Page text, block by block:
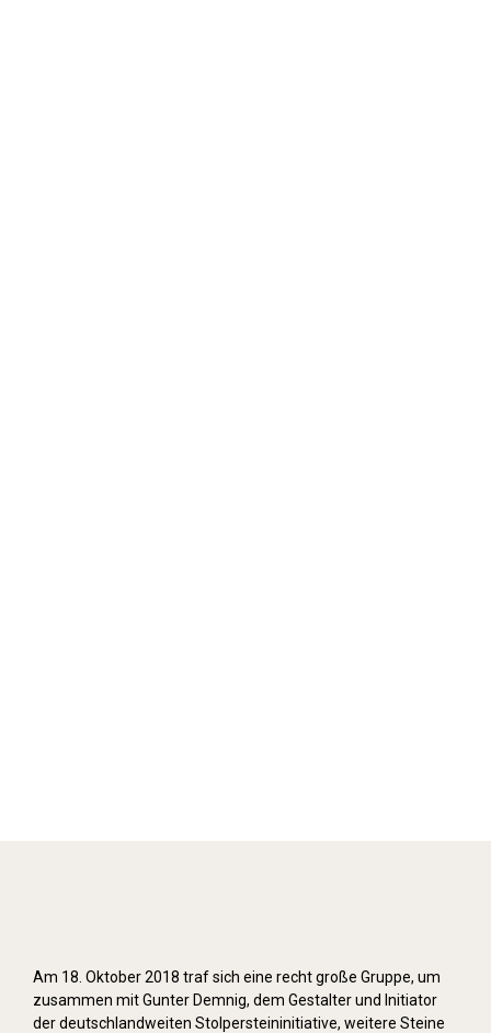
Am 18. Oktober 2018 traf sich eine recht große Gruppe, um
zusammen mit Gunter Demnig, dem Gestalter und Initiator
der deutschlandweiten Stolpersteininitiative, weitere Steine